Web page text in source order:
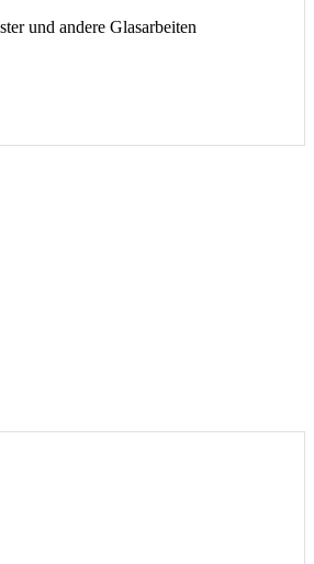
und andere Glasarbeiten